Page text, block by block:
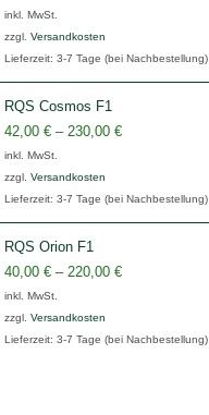
inkl. MwSt.
zzgl.Versandkosten
Lieferzeit:3-7 Tage (bei Nachbestellung)
RQS Cosmos F1
42,00€ – 230,00€
inkl. MwSt.
zzgl.Versandkosten
Lieferzeit:3-7 Tage (bei Nachbestellung)
RQS Orion F1
40,00€ – 220,00€
inkl. MwSt.
zzgl.Versandkosten
Lieferzeit:3-7 Tage (bei Nachbestellung)